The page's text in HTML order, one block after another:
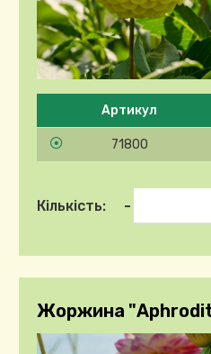
Будь ласка, виберіть
Артикул
71800
Кількість: -
Жоржина